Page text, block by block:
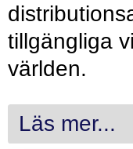
tillgängliga
världen.
Läs mer...